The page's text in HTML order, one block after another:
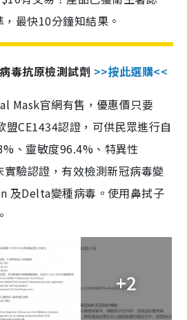
最快10分鐘知結果。
毒抗原檢測試劑 >>按此選購<<
Mask官網有售，優惠價只要
CE1434認證，可供民眾進行自
、靈敏度96.4%、特異性
驗認證，有效檢測新冠病毒變
及Delta變種病毒。使用鼻拭子
+2